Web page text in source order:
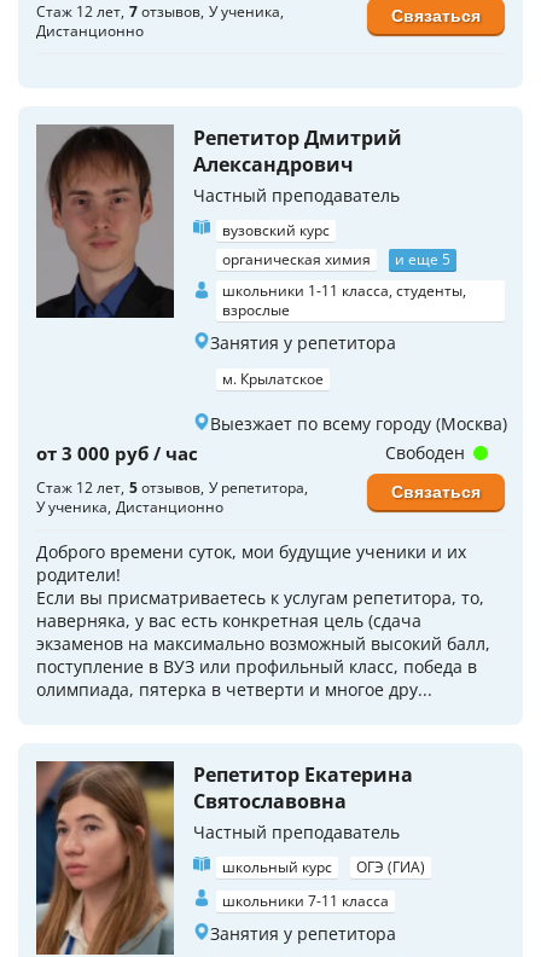
Стаж 12 лет 7отзывов У ученика
Дистанционно
Связаться
Репетитор Дмитрий
Александрович
Частный преподаватель
вузовский курс
органическая химия
и еще 5
школьники 1-11 класса, студенты,
взрослые
Занятия у репетитора
м. Крылатское
Выезжает по всему городу (Москва)
от 3 000 руб / час
Стаж 12 лет 5отзывов У репетитора
У ученика Дистанционно
Доброго времени суток, мои будущие ученики и их
родители!
Если вы присматриваетесь к услугам репетитора, то,
наверняка, у вас есть конкретная цель (сдача
экзаменов на максимально возможный высокий балл,
поступление в ВУЗ или профильный класс, победа в
олимпиада, пятерка в четверти и многое дру...
Свободен
Связаться
Репетитор Екатерина
Святославовна
Частный преподаватель
школьный курс
ОГЭ (ГИА)
школьники 7-11 класса
Занятия у репетитора